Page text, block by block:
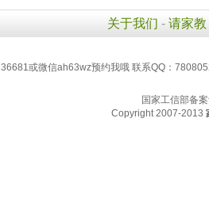
关于我们 - 请家教
或微信ah63wz预约我哦 联系QQ：
国家工信部备
Copyright 2007-2013